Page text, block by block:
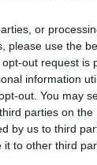
or
please use the
out request is
information
out. You may
parties on the
by us to third
to other third
IVA. Più
Recensioni